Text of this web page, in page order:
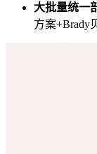
大批量统一
方案+Brady